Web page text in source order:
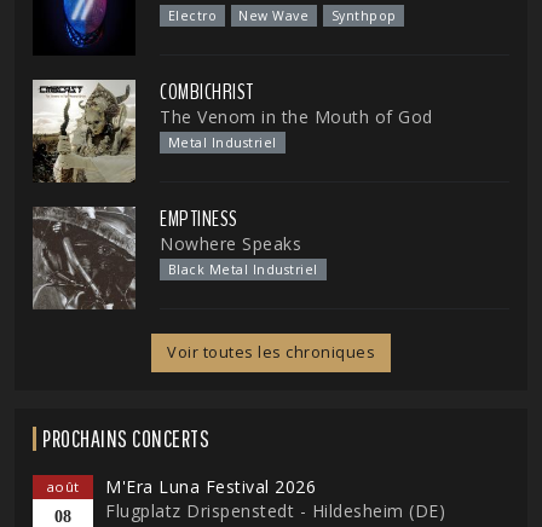
Electro New Wave Synthpop
COMBICHRIST
The Venom in the Mouth of God
Metal Industriel
EMPTINESS
Nowhere Speaks
Black Metal Industriel
Voir toutes les chroniques
PROCHAINS CONCERTS
août
08
M'Era Luna Festival 2026
Flugplatz Drispenstedt - Hildesheim (DE)